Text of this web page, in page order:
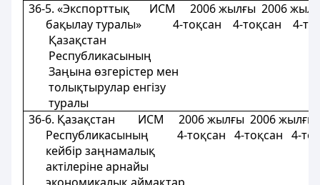
36-5. «Экспорттық ИСМ 2006 жылғы 2006
бақылау туралы» 4-тоқсан 4-тоқсан 4-
Қазақстан
Республикасының
Заңына өзгерістер мен
толықтырулар енгізу
туралы
36-6. Қазақстан ИСМ 2006 жылғы 2006
Республикасының 4-тоқсан 4-тоқсан 4-
кейбір заңнамалық
актілеріне арнайы